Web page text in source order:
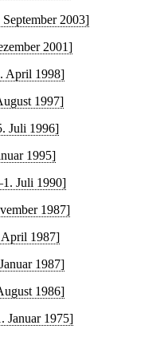
2003]
2001]
April 1998]
1997]
Juli 1996]
1995]
Juli 1990]
1987]
April 1987]
1987]
1986]
Januar 1975]